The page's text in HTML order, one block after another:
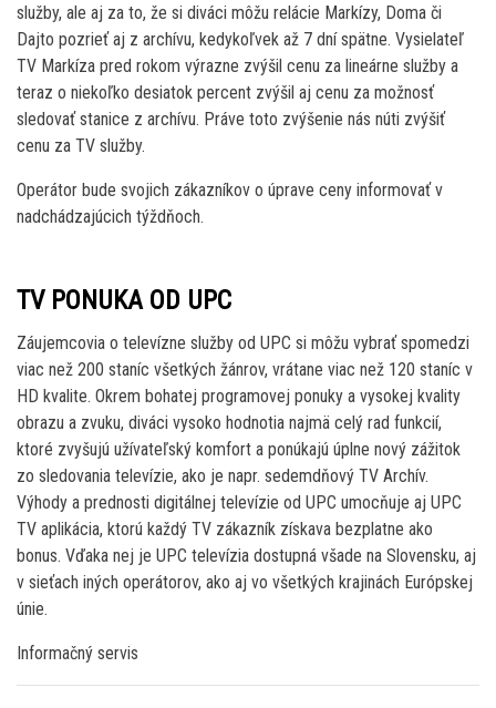
služby, ale aj za to, že si diváci môžu relácie Markízy, Doma či
Dajto pozrieť aj z archívu, kedykoľvek až 7 dní spätne. Vysielateľ
TV Markíza pred rokom výrazne zvýšil cenu za lineárne služby a
teraz o niekoľko desiatok percent zvýšil aj cenu za možnosť
sledovať stanice z archívu. Práve toto zvýšenie nás núti zvýšiť
cenu za TV služby.
Operátor bude svojich zákazníkov o úprave ceny informovať v
nadchádzajúcich týždňoch.
TV PONUKA OD UPC
Záujemcovia o televízne služby od UPC si môžu vybrať spomedzi
viac než 200 staníc všetkých žánrov, vrátane viac než 120 staníc v
HD kvalite. Okrem bohatej programovej ponuky a vysokej kvality
obrazu a zvuku, diváci vysoko hodnotia najmä celý rad funkcií,
ktoré zvyšujú užívateľský komfort a ponúkajú úplne nový zážitok
zo sledovania televízie, ako je napr. sedemdňový TV Archív.
Výhody a prednosti digitálnej televízie od UPC umocňuje aj UPC
TV aplikácia, ktorú každý TV zákazník získava bezplatne ako
bonus. Vďaka nej je UPC televízia dostupná všade na Slovensku, aj
v sieťach iných operátorov, ako aj vo všetkých krajinách Európskej
únie.
Informačný servis